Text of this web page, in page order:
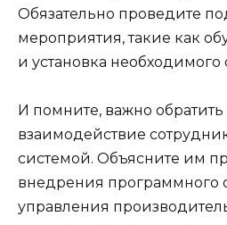
Обязательно проведите
мероприятия, такие как
и установка
И помните, важно
взаимодействие
системой. Объясните им
внедрения программного
управления